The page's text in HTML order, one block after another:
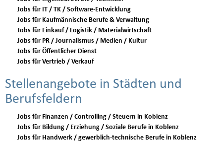
Jobs für IT / TK / Software-Entwicklung
Jobs für Kaufmännische Berufe & Verwaltung
Jobs für Einkauf / Logistik / Materialwirtschaft
Jobs für PR / Journalismus / Medien / Kultur
Jobs für Öffentlicher Dienst
Jobs für Vertrieb / Verkauf
Stellenangebote in Städten und
Berufsfeldern
Jobs für Finanzen / Controlling / Steuern in Koblenz
Jobs für Bildung / Erziehung / Soziale Berufe in Koblenz
Jobs für Handwerk / gewerblich-technische Berufe in Koblenz